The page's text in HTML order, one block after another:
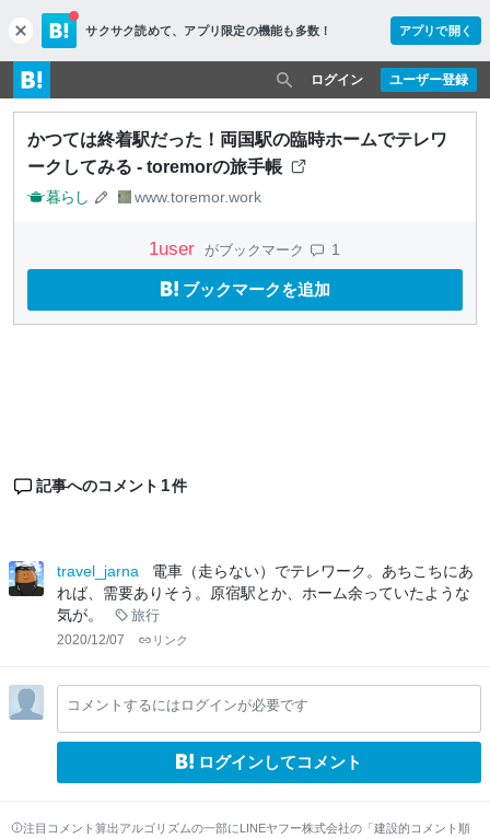
c
l
o
s
e
サクサク読めて、 アプリ限定の機能も多数！ アプリで開く
ユーザー登録
ログイン
かつては終着駅だった！両国駅の臨時ホームでテレワ
ークしてみる - toremorの旅手帳
暮らし www.toremor.work
1user がブックマーク 1
ブックマークを追加
記事へのコメント 1件
travel_jarna
電車（走らない）でテレワーク。あちこちにあ
れば、需要ありそう。原宿駅とか、ホーム余っていたような
気が。
旅行
2020/12/07 リンク
コメントするにはログインが必要です
ログインしてコメント
注目コメント算出アルゴリズムの一部にLINEヤフー株式会社の「建設的コメント順